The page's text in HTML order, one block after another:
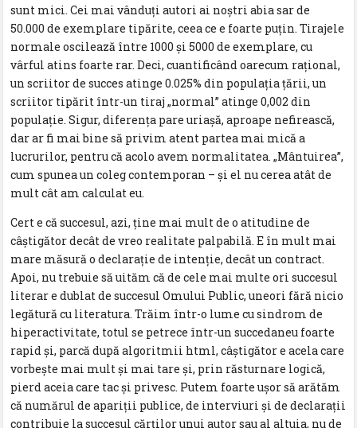
sunt mici. Cei mai vânduți autori ai noștri abia sar de
50.000 de exemplare tipărite, ceea ce e foarte puțin. Tirajele
normale oscilează între 1000 și 5000 de exemplare, cu
vârful atins foarte rar. Deci, cuantificând oarecum rațional,
un scriitor de succes atinge 0.025% din populația țării, un
scriitor tipărit într-un tiraj „normal” atinge 0,002 din
populație. Sigur, diferența pare uriașă, aproape nefirească,
dar ar fi mai bine să privim atent partea mai mică a
lucrurilor, pentru că acolo avem normalitatea. „Mântuirea”,
cum spunea un coleg contemporan – și el nu cerea atât de
mult cât am calculat eu.
Cert e că succesul, azi, ține mai mult de o atitudine de
câștigător decât de vreo realitate palpabilă. E în mult mai
mare măsură o declarație de intenție, decât un contract.
Apoi, nu trebuie să uităm că de cele mai multe ori succesul
literar e dublat de succesul Omului Public, uneori fără nicio
legătură cu literatura. Trăim într-o lume cu sindrom de
hiperactivitate, totul se petrece într-un succedaneu foarte
rapid și, parcă după algoritmii html, câștigător e acela care
vorbește mai mult și mai tare și, prin răsturnare logică,
pierd aceia care tac și privesc. Putem foarte ușor să arătăm
că numărul de apariții publice, de interviuri și de declarații
contribuie la succesul cărților unui autor sau al altuia, nu de